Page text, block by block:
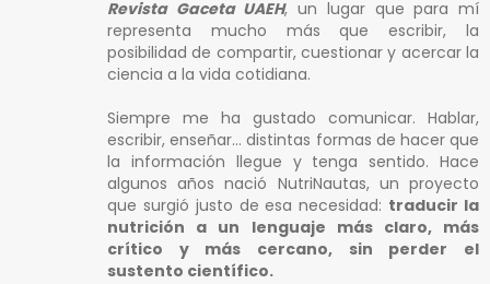
Revista Gaceta UAEH, un lugar que para mí
representa mucho más que escribir, la
posibilidad de compartir, cuestionar y acercar la
ciencia a la vida cotidiana.
Siempre me ha gustado comunicar. Hablar,
escribir, enseñar… distintas formas de hacer que
la información llegue y tenga sentido. Hace
algunos años nació NutriNautas, un proyecto
que surgió justo de esa necesidad: traducir la
nutrición a un lenguaje más claro, más
crítico y más cercano, sin perder el
sustento científico.